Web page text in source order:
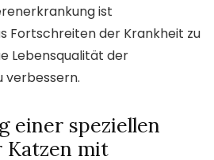
ist
Fortschreiten der Krankheit zu
Lebensqualität der
verbessern.
einer speziellen
Katzen mit